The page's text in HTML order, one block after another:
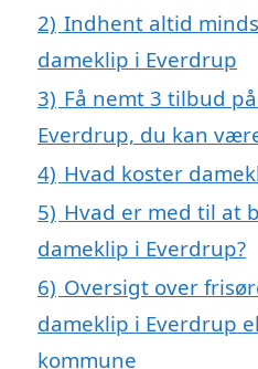
2) Indhent altid
dameklip i Everdrup
3) Få nemt 3 tilbud
Everdrup, du kan
4) Hvad koster
5) Hvad er med til at
dameklip i Everdrup?
6) Oversigt over
dameklip i Everdrup
kommune